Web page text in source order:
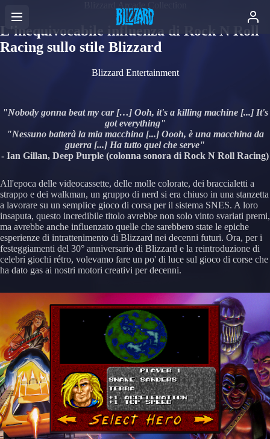
L'inequivocabile influenza di Rock N Roll
Racing sullo stile Blizzard
Blizzard Entertainment
"Nobody gonna beat my car […] Ooh, it's a killing machine [...] It's
got everything"
"Nessuno batterà la mia macchina [...] Oooh, è una macchina da
guerra [...] Ha tutto quel che serve"
- Ian Gillan, Deep Purple (colonna sonora di Rock N Roll Racing)
All'epoca delle videocassette, delle molle colorate, dei braccialetti a
strappo e dei walkman, un gruppo di nerd si era chiuso in una stanzetta
a lavorare su un semplice gioco di corsa per il sistema SNES. A loro
insaputa, questo incredibile titolo avrebbe non solo vinto svariati premi,
ma avrebbe anche influenzato quelle che sarebbero state le epiche
esperienze di intrattenimento di Blizzard nei decenni futuri. Ora, per i
festeggiamenti del 30° anniversario di Blizzard e la reintroduzione di
celebri giochi rétro, volevamo fare un po' di luce sul gioco di corse che
ha dato gas ai nostri motori creativi per decenni.